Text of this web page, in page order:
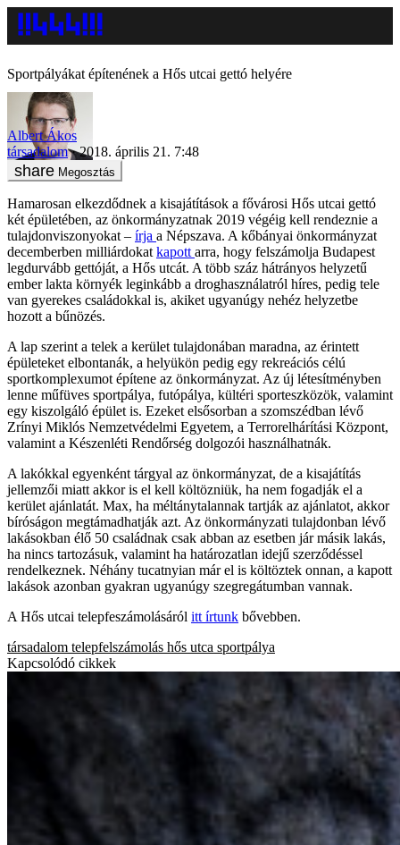
Sportpályákat építenének a Hős utcai gettó helyére
Albert Ákos
társadalom
2018. április 21. 7:48
Megosztás
Hamarosan elkezdődnek a kisajátítások a fővárosi Hős utcai gettó
két épületében, az önkormányzatnak 2019 végéig kell rendeznie a
tulajdonviszonyokat – írja a Népszava. A kőbányai önkormányzat
decemberben milliárdokat kapott arra, hogy felszámolja Budapest
legdurvább gettóját, a Hős utcát. A több száz hátrányos helyzetű
ember lakta környék leginkább a droghasználatról híres, pedig tele
van gyerekes családokkal is, akiket ugyanúgy nehéz helyzetbe
hozott a bűnözés.
A lap szerint a telek a kerület tulajdonában maradna, az érintett
épületeket elbontanák, a helyükön pedig egy rekreációs célú
sportkomplexumot építene az önkormányzat. Az új létesítményben
lenne műfüves sportpálya, futópálya, kültéri sporteszközök, valamint
egy kiszolgáló épület is. Ezeket elsősorban a szomszédban lévő
Zrínyi Miklós Nemzetvédelmi Egyetem, a Terrorelhárítási Központ,
valamint a Készenléti Rendőrség dolgozói használhatnák.
A lakókkal egyenként tárgyal az önkormányzat, de a kisajátítás
jellemzői miatt akkor is el kell költözniük, ha nem fogadják el a
kerület ajánlatát. Max, ha méltánytalannak tartják az ajánlatot, akkor
bíróságon megtámadhatják azt. Az önkormányzati tulajdonban lévő
lakásokban élő 50 családnak csak abban az esetben jár másik lakás,
ha nincs tartozásuk, valamint ha határozatlan idejű szerződéssel
rendelkeznek. Néhány tucatnyian már el is költöztek onnan, a kapott
lakások azonban gyakran ugyanúgy szegregátumban vannak.
A Hős utcai telepfeszámolásáról itt írtunk bővebben.
társadalom telepfelszámolás hős utca sportpálya
Kapcsolódó cikkek